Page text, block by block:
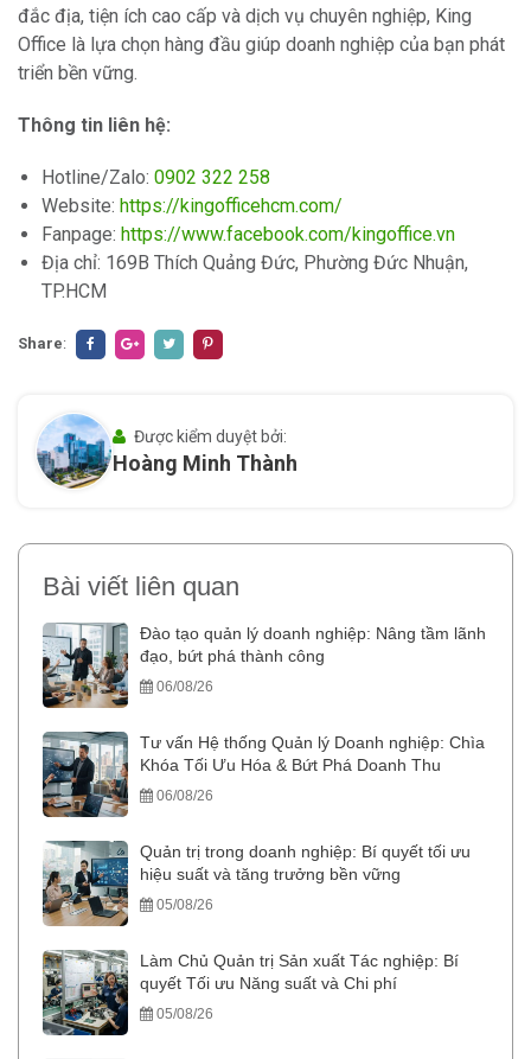
đắc địa, tiện ích cao cấp và dịch vụ chuyên nghiệp, King
Office là lựa chọn hàng đầu giúp doanh nghiệp của bạn phát
triển bền vững.
Thông tin liên hệ:
Hotline/Zalo: 0902 322 258
Website: https://kingofficehcm.com/
Fanpage: https://www.facebook.com/kingoffice.vn
Địa chỉ: 169B Thích Quảng Đức, Phường Đức Nhuận,
TP.HCM
Share:
Được kiểm duyệt bởi:
Hoàng Minh Thành
Bài viết liên quan
Đào tạo quản lý doanh nghiệp: Nâng tầm lãnh
đạo, bứt phá thành công
06/08/26
Tư vấn Hệ thống Quản lý Doanh nghiệp: Chìa
Khóa Tối Ưu Hóa & Bứt Phá Doanh Thu
06/08/26
Quản trị trong doanh nghiệp: Bí quyết tối ưu
hiệu suất và tăng trưởng bền vững
05/08/26
Làm Chủ Quản trị Sản xuất Tác nghiệp: Bí
quyết Tối ưu Năng suất và Chi phí
05/08/26